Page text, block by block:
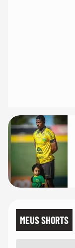
MEUS SHORTS